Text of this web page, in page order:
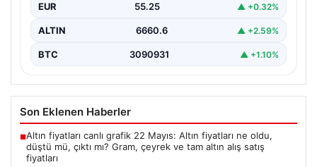
EUR 55.25 ▲ +0.32%
ALTIN 6660.6 ▲ +2.59%
BTC 3090931 ▲ +1.10%
Son Eklenen Haberler
■Altın fiyatları canlı grafik 22 Mayıs: Altın fiyatları ne oldu,
düştü mü, çıktı mı? Gram, çeyrek ve tam altın alış satış
fiyatları